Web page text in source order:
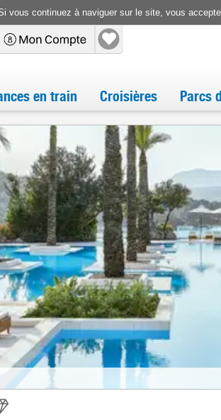
vous continuez à naviguer sur le site, vous
en train Croisières Parcs